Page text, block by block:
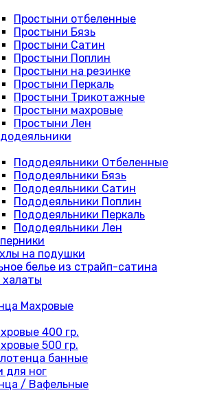
Простыни отбеленные
Простыни Бязь
Простыни Сатин
Простыни Поплин
Простыни на резинке
Простыни Перкаль
Простыни Трикотажные
Простыни махровые
Простыни Лен
Пододеяльники Отбеленные
Пододеяльники Бязь
Пододеяльники Сатин
Пододеяльники Поплин
Пододеяльники Перкаль
Пододеяльники Лен
на подушки
белье из страйп-сатина
Махровые
400 гр.
500 гр.
банные
для ног
/ Вафельные